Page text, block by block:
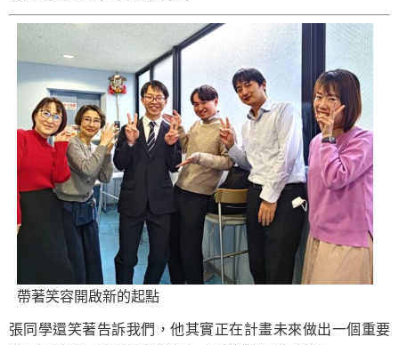
帶著笑容開啟新的起點
張同學還笑著告訴我們，他其實正在計畫未來做出一個重要